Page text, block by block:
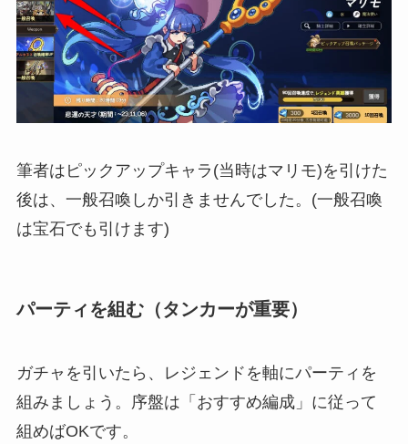
筆者はピックアップキャラ(当時はマリモ)を引けた
後は、一般召喚しか引きませんでした。(一般召喚
は宝石でも引けます)
パーティを組む（タンカーが重要）
ガチャを引いたら、レジェンドを軸にパーティを
組みましょう。序盤は「おすすめ編成」に従って
組めばOKです。